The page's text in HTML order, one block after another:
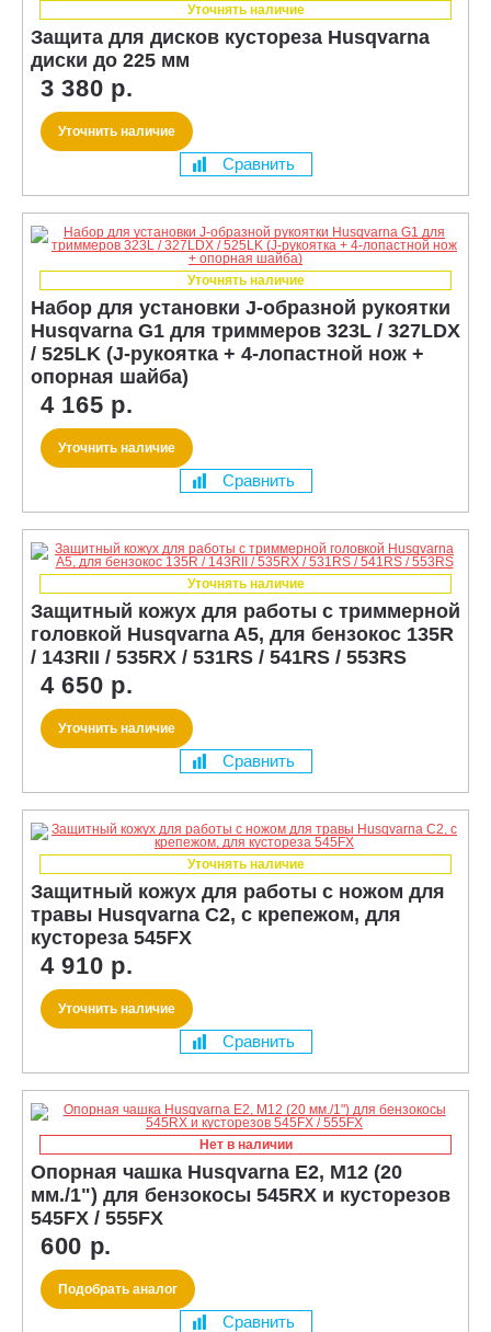
Уточнять наличие
Защита для дисков кустореза Husqvarna
диски до 225 мм
3 380 р.
Уточнить наличие
Сравнить
Уточнять наличие
Набор для установки J-образной рукоятки
Husqvarna G1 для триммеров 323L / 327LDX
/ 525LK (J-рукоятка + 4-лопастной нож +
опорная шайба)
4 165 р.
Уточнить наличие
Сравнить
Уточнять наличие
Защитный кожух для работы с триммерной
головкой Husqvarna A5, для бензокос 135R
/ 143RII / 535RX / 531RS / 541RS / 553RS
4 650 р.
Уточнить наличие
Сравнить
Уточнять наличие
Защитный кожух для работы с ножом для
травы Husqvarna C2, с крепежом, для
кустореза 545FX
4 910 р.
Уточнить наличие
Сравнить
Нет в наличии
Опорная чашка Husqvarna E2, M12 (20
мм./1") для бензокосы 545RX и кусторезов
545FX / 555FX
600 р.
Подобрать аналог
Сравнить